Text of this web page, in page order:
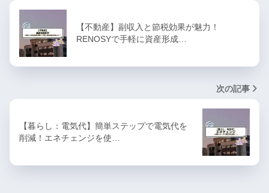
【不動産】副収入と節税効果が魅力！
RENOSYで手軽に資産形成…
次の記事
【暮らし：電気代】簡単ステップで電気代を
削減！エネチェンジを使…